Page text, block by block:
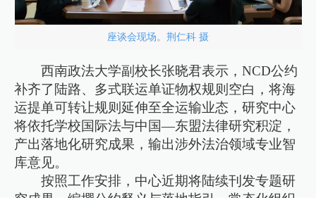
座谈会现场。荆仁科 摄
西南政法大学副校长张晓君表示，NCD公约
补齐了陆路、多式联运单证物权规则空白，将海
运提单可转让规则延伸至全运输业态，研究中心
将依托学校国际法与中国—东盟法律研究积淀，
产出落地化研究成果，输出涉外法治领域专业智
库意见。
按照工作安排，中心近期将陆续刊发专题研